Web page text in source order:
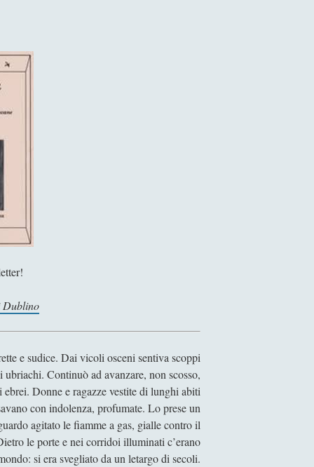
Dublino
e sudice. Dai vicoli osceni sentiva scoppi
Continuò ad avanzare, non scosso,
Donne e ragazze vestite di lunghi abiti
con indolenza, profumate. Lo prese un
agitato le fiamme a gas, gialle contro il
le porte e nei corridoi illuminati c’erano
si era svegliato da un letargo di secoli.